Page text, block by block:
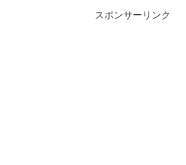
スポンサーリンク